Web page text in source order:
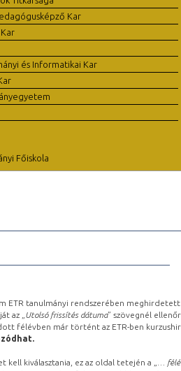
Kar
és Informatikai Kar
Főiskola
ETR tanulmányi rendszerében
az „ Utolsó frissítés dátuma” szövegnél
félévben már történt az ETR-ben
kell kiválasztania, ez az oldal tetején a „
…